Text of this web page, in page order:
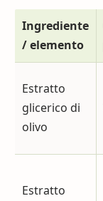
Ingrediente
/ elemento
Estratto
glicerico di
olivo
Estratto